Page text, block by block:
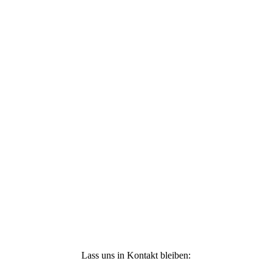
Lass uns in Kontakt bleiben: